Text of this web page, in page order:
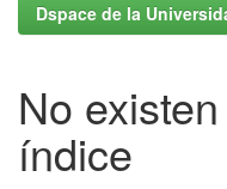
Dspace de la
No
índice